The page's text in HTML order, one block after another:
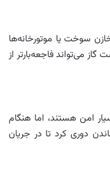
سوخت یا موتورخانه‌ها
می‌تواند فاجعه‌بارتر از
امن هستند، اما هنگام
دوری کرد تا در جریان